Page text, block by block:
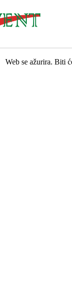
Web se ažurira. Biti